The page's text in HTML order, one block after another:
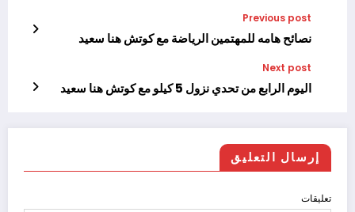
Previous post
نصائح هامه للمهتمين الرياضة مع كوتش هنا سعيد
Next post
اليوم الرابع من تحدي نزول 5 كيلو مع كوتش هنا سعيد
إرسال التعليق
تعليقات